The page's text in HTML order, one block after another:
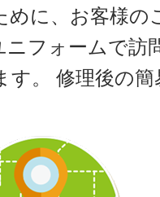
めに、お客様の
フォームで訪
す。 修理後の